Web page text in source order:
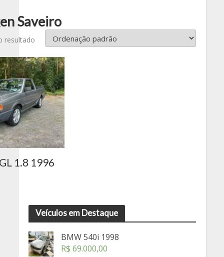
Saveiro
resultado
1.8 1996
Veículos em Destaque
BMW 540i 1998
R$ 69.000,00